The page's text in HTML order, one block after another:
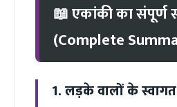
📖 एकांकी का संपूर्ण
(Complete
1. लड़के वालों के